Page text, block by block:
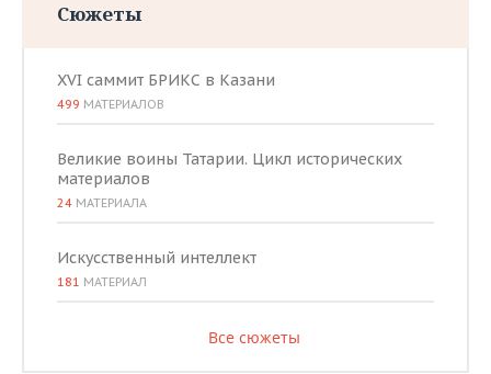
Сюжеты
XVI саммит БРИКС в Казани
499 МАТЕРИАЛОВ
Великие воины Татарии. Цикл исторических
материалов
24 МАТЕРИАЛА
Искусственный интеллект
181 МАТЕРИАЛ
Все сюжеты